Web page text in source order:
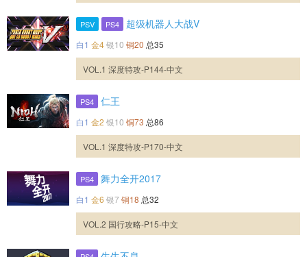
PSV PS4 超级机器人大战V
白1 金4银10 铜20 总35
VOL.1 深度特攻-P144-中文
PS4 仁王
白1 金2 银10 铜73 总86
VOL.1 深度特攻-P170-中文
PS4 舞力全开2017
白1 金6 银7 铜18 总32
VOL.2 国行攻略-P15-中文